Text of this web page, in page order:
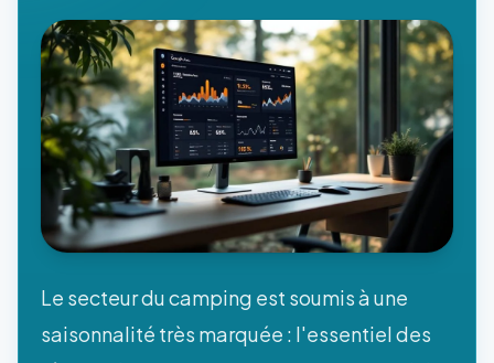
Le secteur du camping est soumis à une
saisonnalité très marquée : l'essentiel des